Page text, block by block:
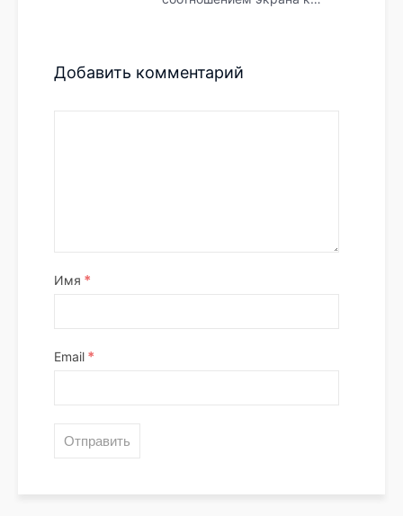
Добавить комментарий
Имя *
Email *